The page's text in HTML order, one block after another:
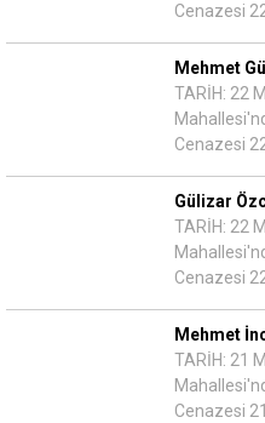
Cenazesi
Mehmet
TARİH: 22
Cenazesi
Gülizar
TARİH: 22
Cenazesi
Mehmet
TARİH: 21
Cenazesi